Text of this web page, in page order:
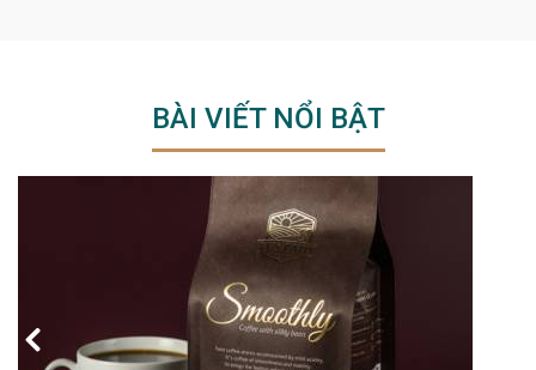
BÀI VIẾT NỔI BẬT